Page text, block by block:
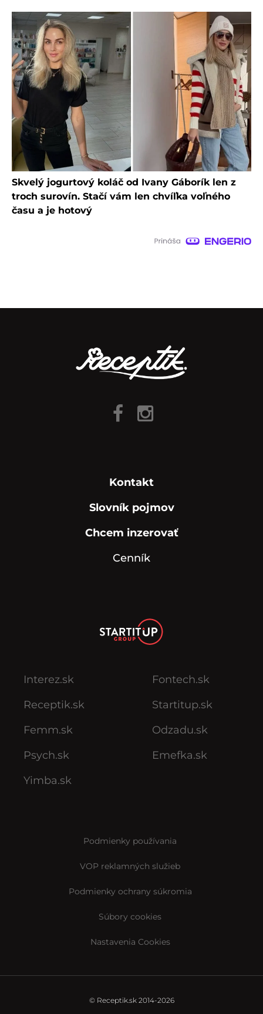
Skvelý jogurtový koláč od Ivany Gáborík len z
troch surovín. Stačí vám len chvíľka voľného
času a je hotový
Kontakt
Slovník pojmov
Chcem inzerovať
Cenník
Interez.sk
Receptik.sk
Femm.sk
Psych.sk
Yimba.sk
Fontech.sk
Startitup.sk
Odzadu.sk
Emefka.sk
Podmienky používania
VOP reklamných služieb
Podmienky ochrany súkromia
Súbory cookies
Nastavenia Cookies
© Receptik.sk 2014-2026